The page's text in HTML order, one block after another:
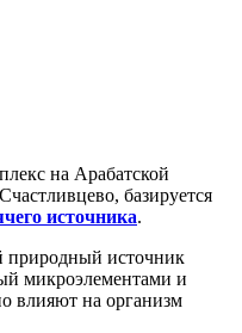
на Арабатской
базируется
источника.
природный источник
микроэлементами и
влияют на организм